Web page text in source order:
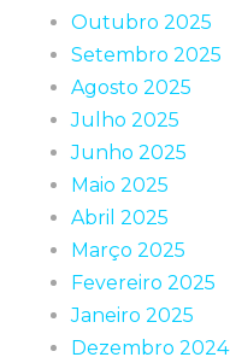
Outubro 2025
Setembro 2025
Agosto 2025
Julho 2025
Junho 2025
Maio 2025
Abril 2025
Março 2025
Fevereiro 2025
Janeiro 2025
Dezembro 2024